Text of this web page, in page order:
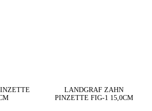
LANDGRAF ZAHN
PINZETTE FIG-1 15,0CM